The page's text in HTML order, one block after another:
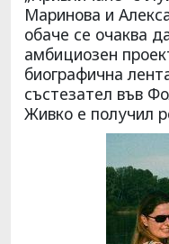
Маринова и
обаче се очаква
амбициозен
биографична
състезател във
Живко е получил